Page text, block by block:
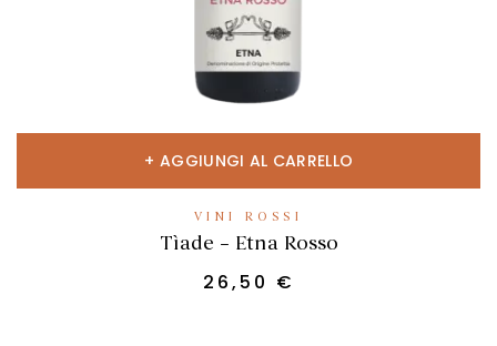
AGGIUNGI AL CARRELLO
VINI ROSSI
Tìade – Etna Rosso
26,50 €